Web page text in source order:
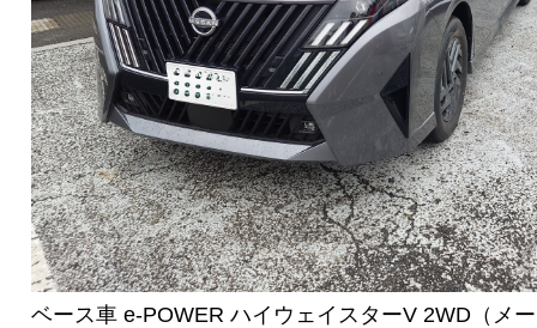
ベース車 e-POWER ハイウェイスターV 2WD（メ